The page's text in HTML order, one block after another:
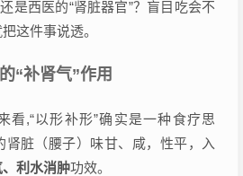
是西医的“肾脏器官”？盲目吃会不
这件事说透。
“补肾气”作用
看,“以形补形”确实是一种食疗思
肾脏（腰子）味甘、咸，性平，入
利水消肿功效。